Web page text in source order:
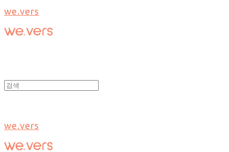
we.vers
we.vers